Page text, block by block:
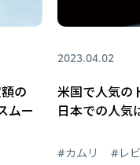
の
ムー
2023.04.02
米国で人気の
日本での人気
#カムリ #レ